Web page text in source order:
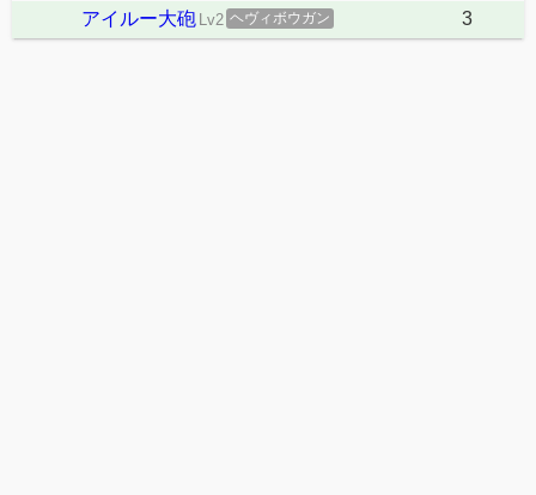
アイルー大砲 Lv2 ヘヴィボウガン 3